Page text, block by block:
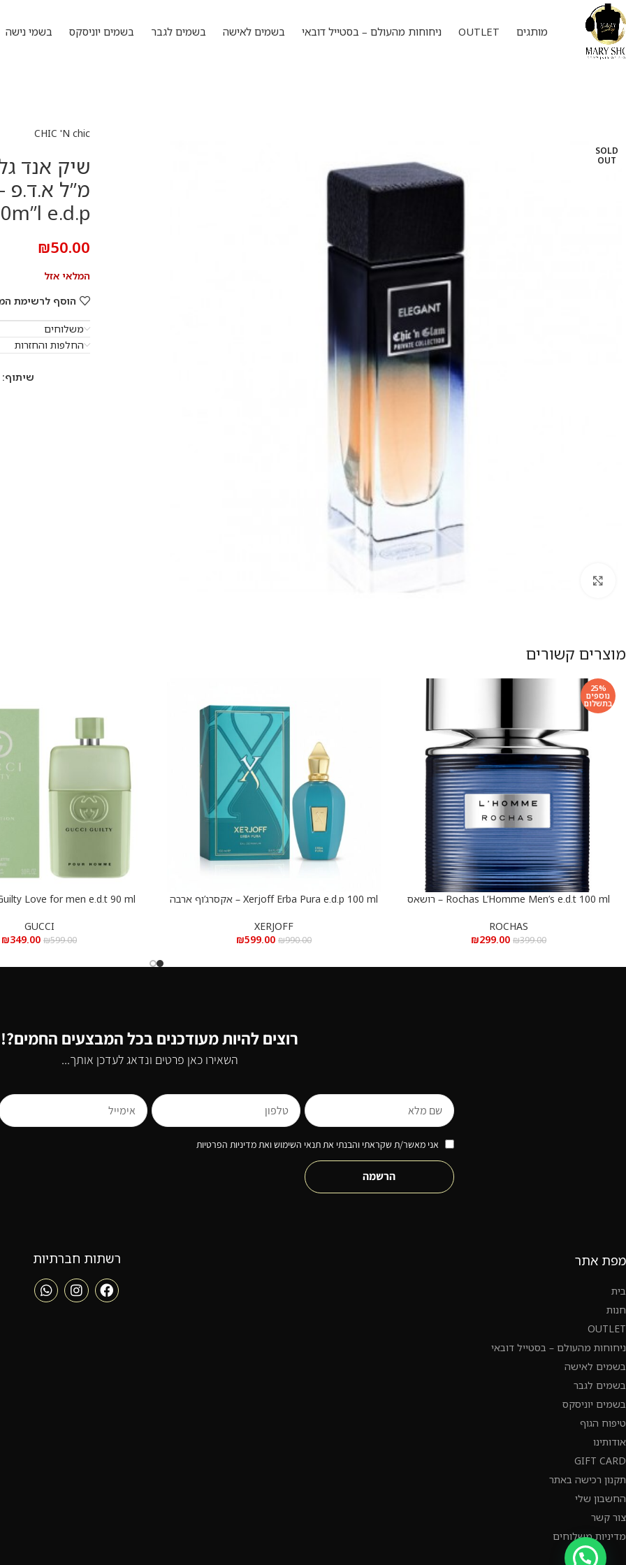
מותגים OUTLET ניחוחות מהעולם – בסטייל דובאי בשמים לאישה בשמים לגבר בשמים יוניסקס בשמי נישה
SOLD
OUT
CHIC 'N chic
e.d.p
₪50.00
המלאי אזל
הוסף לרשימת
משלוחים
החלפות והחזרות
שיתוף:
מוצרים קשורים
25%
נוספים
בתשלום
הוספה לסל
Rochas L’Homme Men’s e.d.t 100 ml – רושאס
ROCHAS
₪399.00
₪299.00
הוספה לסל
Xerjoff Erba Pura e.d.p 100 ml – אקסרג’וף ארבה
XERJOFF
₪990.00
₪599.00
הוספה לסל
GUCCI
₪599.00
₪349.00
רוצים להיות מעודכנים בכל המבצעים החמים?!
השאירו כאן פרטים ונדאג לעדכן אותך...
אני מאשר/ת שקראתי והבנתי את תנאי השימוש ואת מדיניות הפרטיות
הרשמה
מפת אתר
בית
חנות
OUTLET
ניחוחות מהעולם – בסטייל דובאי
בשמים לאישה
בשמים לגבר
בשמים יוניסקס
טיפוח הגוף
אודותינו
GIFT CARD
תקנון רכישה באתר
החשבון שלי
צור קשר
מדיניות משלוחים
רשתות חברתיות